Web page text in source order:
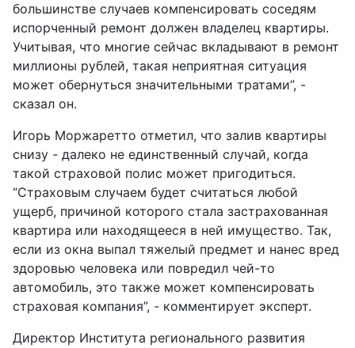
большинстве случаев компенсировать соседям
испорченный ремонт должен владелец квартиры.
Учитывая, что многие сейчас вкладывают в ремонт
миллионы рублей, такая неприятная ситуация
может обернуться значительными тратами”, -
сказал он.
Игорь Моржаретто отметил, что залив квартиры
снизу - далеко не единственный случай, когда
такой страховой полис может пригодиться.
“Страховым случаем будет считаться любой
ущерб, причиной которого стала застрахованная
квартира или находящееся в ней имущество. Так,
если из окна выпал тяжелый предмет и нанес вред
здоровью человека или повредил чей-то
автомобиль, это также может компенсировать
страховая компания”, - комментирует эксперт.
Директор Института регионального развития